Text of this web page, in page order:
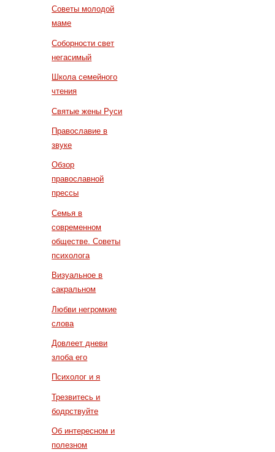
Советы молодой
маме
Соборности свет
негасимый
Школа семейного
чтения
Святые жены Руси
Православие в
звуке
Обзор
православной
прессы
Семья в
современном
обществе. Советы
психолога
Визуальное в
сакральном
Любви негромкие
слова
Довлеет дневи
злоба его
Психолог и я
Трезвитесь и
бодрствуйте
Об интересном и
полезном